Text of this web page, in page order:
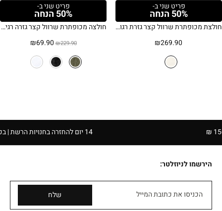
פריט שני ב-
50% הנחה
חולצת מכופתרת שרוול קצר גזרת רגולר – קרם
₪269.90
פריט שני ב-
50% הנחה
חולצה מכופתרת שרוול קצר גזרה רגילה – חאקי
₪229.90
המחיר
היה:
₪69.90
הוא:
הירשמו לניוזלטר:
הכניסו את כתובת המייל שלח